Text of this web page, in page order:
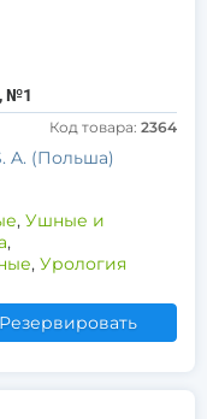
№1
Код товара: 2364
A. (Польша)
, Ушные и
,
, Урология
Резервировать